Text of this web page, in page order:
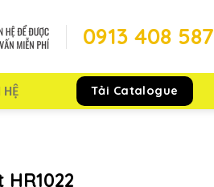
0913 408 587
HỆ Tải Catalogue